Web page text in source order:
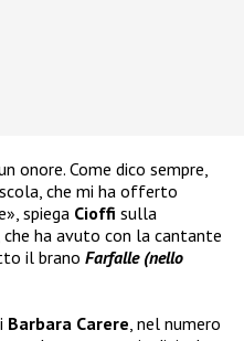
onore. Come dico sempre,
che mi ha offerto
spiega Cioffi sulla
ha avuto con la cantante
il brano Farfalle (nello
Barbara Carere , nel numero